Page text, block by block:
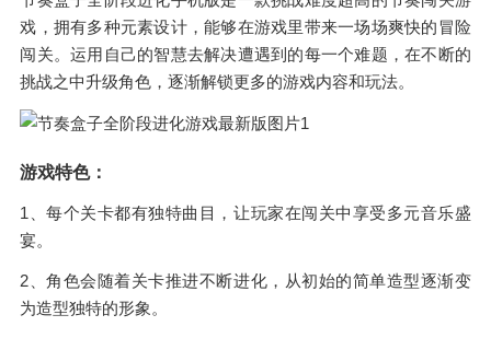
戏，拥有多种元素设计，能够在游戏里带来一场场爽快的冒险
闯关。运用自己的智慧去解决遭遇到的每一个难题，在不断的
挑战之中升级角色，逐渐解锁更多的游戏内容和玩法。
游戏特色：
1、每个关卡都有独特曲目，让玩家在闯关中享受多元音乐盛
宴。
2、角色会随着关卡推进不断进化，从初始的简单造型逐渐变
为造型独特的形象。